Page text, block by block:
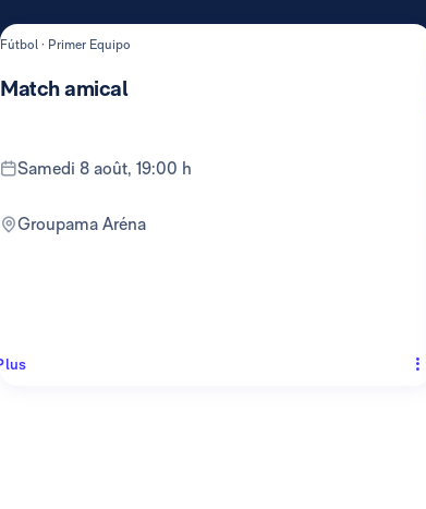
Fútbol · Primer Equipo
Match amical
samedi 8 août, 19:00 h
Groupama Aréna